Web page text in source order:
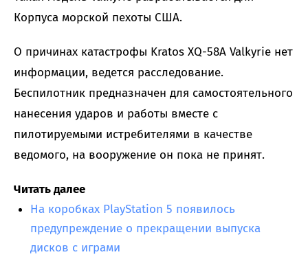
Корпуса морской пехоты США.
О причинах катастрофы Kratos XQ-58A Valkyrie нет
информации, ведется расследование.
Беспилотник предназначен для самостоятельного
нанесения ударов и работы вместе с
пилотируемыми истребителями в качестве
ведомого, на вооружение он пока не принят.
Читать далее
На коробках PlayStation 5 появилось
предупреждение о прекращении выпуска
дисков с играми